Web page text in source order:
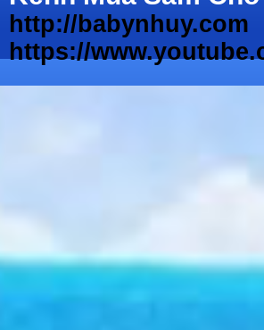
http://babynhuy.com
https://